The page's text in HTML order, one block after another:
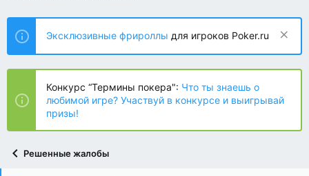
т
о
р
т
е
ы
т
н
а
ч
л
а
Эксклюзивные фрироллы для игроков Poker.ru
Конкурс “Термины покера": Что ты знаешь о
любимой игре? Участвуй в конкурсе и выигрывай
призы!
Решенные жалобы